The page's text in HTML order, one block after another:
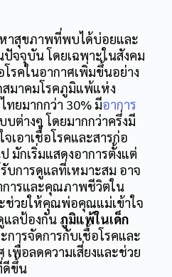
สุขภาพที่พบได้บ่อยและ
จจุบัน โดยเฉพาะในสังคม
รคในอากาศเพิ่มขึ้นอย่าง
สมาคมโรคภูมิแพ้แห่ง
ทยมากกว่า 30% มีอาการ
บต่างๆ โดยมากกว่าครึ่งมี
เอาเชื้อโรคและสารก่อ
มักเริ่มแสดงอาการตั้งแต่
บการดูแลที่เหมาะสม อาจ
ารและคุณภาพชีวิตใน
ช่วยให้คุณพ่อคุณแม่เข้าใจ
แลป้องกัน ภูมิแพ้ในเด็ก
การจัดการกับเชื้อโรคและ
พื่อลดความเสี่ยงและช่วย
ดีขึ้น